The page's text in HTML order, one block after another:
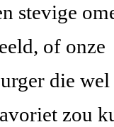
stevige
of onze
die wel
zou